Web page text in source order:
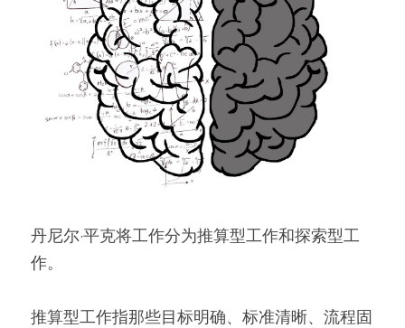
丹尼尔·平克将工作分为推算型工作和探索型工
作。
推算型工作指那些目标明确、标准清晰、流程固